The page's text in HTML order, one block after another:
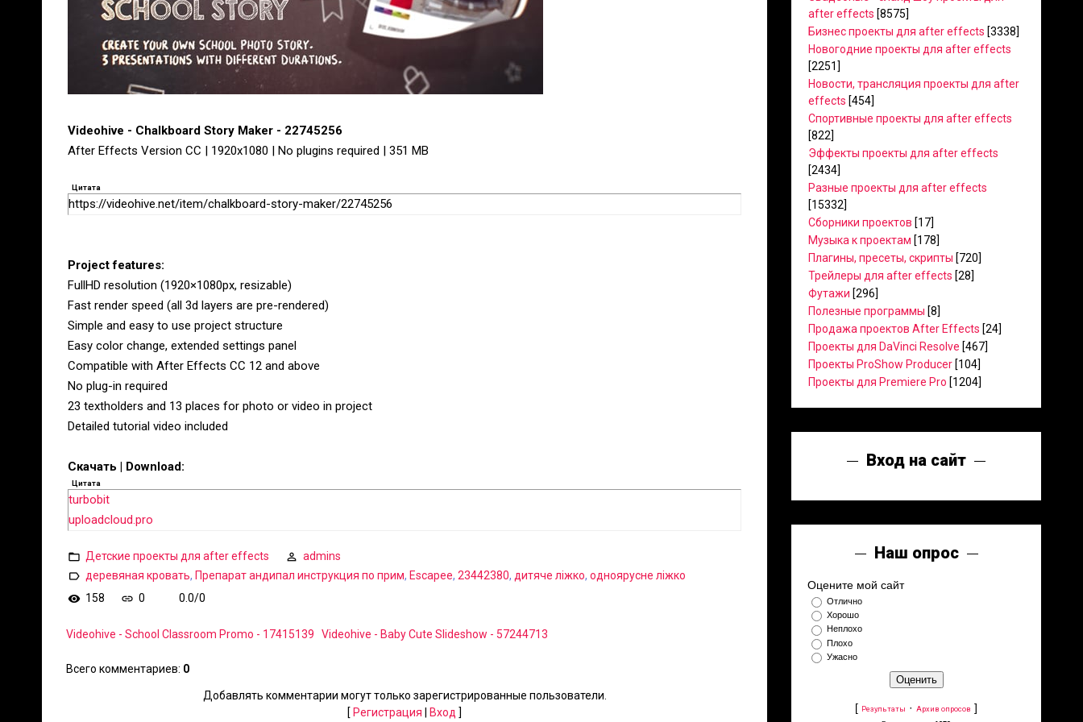
Videohive - Chalkboard Story Maker - 22745256
After Effects Version CC | 1920x1080 | No plugins required | 351 MB
Цитата
https://videohive.net/item/chalkboard-story-maker/22745256
Project features:
FullHD resolution (1920×1080px, resizable)
Fast render speed (all 3d layers are pre-rendered)
Simple and easy to use project structure
Easy color change, extended settings panel
Compatible with After Effects CC 12 and above
No plug-in required
23 textholders and 13 places for photo or video in project
Detailed tutorial video included
Скачать | Download:
Цитата
turbobit
uploadcloud.pro
Детские проекты для after effects
admins
деревяная кровать, Препарат андипал инструкция по прим, Escapee, 23442380, дитяче ліжко, одноярусне ліжко
158
0 0.0/0
Videohive - School Classroom Promo - 17415139 Videohive - Baby Cute Slideshow - 57244713
Всего комментариев: 0
Добавлять комментарии могут только зарегистрированные пользователи.
[ Регистрация Вход ]
after effects [8575]
Бизнес проекты для after effects [3338]
Новогодние проекты для after effects
[2251]
Новости, трансляция проекты для after
effects [454]
Спортивные проекты для after effects
[822]
Эффекты проекты для after effects
[2434]
Разные проекты для after effects
[15332]
Сборники проектов [17]
Музыка к проектам [178]
Плагины, пресеты, скрипты [720]
Трейлеры для after effects [28]
Футажи [296]
Полезные программы [8]
Продажа проектов After Effects [24]
Проекты для DaVinci Resolve [467]
Проекты ProShow Producer [104]
Проекты для Premiere Pro [1204]
Вход на сайт
Наш опрос
Оцените мой сайт
Отлично
Хорошо
Неплохо
Плохо
Ужасно
[ Результаты · Архив опросов ]